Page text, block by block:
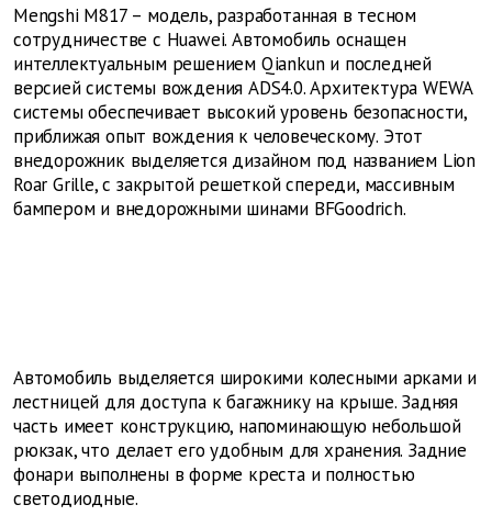
Mengshi M817 – модель, разработанная в тесном
сотрудничестве с Huawei. Автомобиль оснащен
интеллектуальным решением Qiankun и последней
версией системы вождения ADS4.0. Архитектура WEWA
системы обеспечивает высокий уровень безопасности,
приближая опыт вождения к человеческому. Этот
внедорожник выделяется дизайном под названием Lion
Roar Grille, с закрытой решеткой спереди, массивным
бампером и внедорожными шинами BFGoodrich.
Автомобиль выделяется широкими колесными арками и
лестницей для доступа к багажнику на крыше. Задняя
часть имеет конструкцию, напоминающую небольшой
рюкзак, что делает его удобным для хранения. Задние
фонари выполнены в форме креста и полностью
светодиодные.